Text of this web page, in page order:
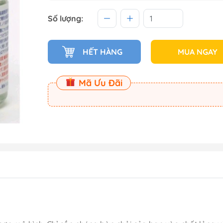
Số lượng:
HẾT HÀNG MUA NGAY
Mã Ưu Đãi